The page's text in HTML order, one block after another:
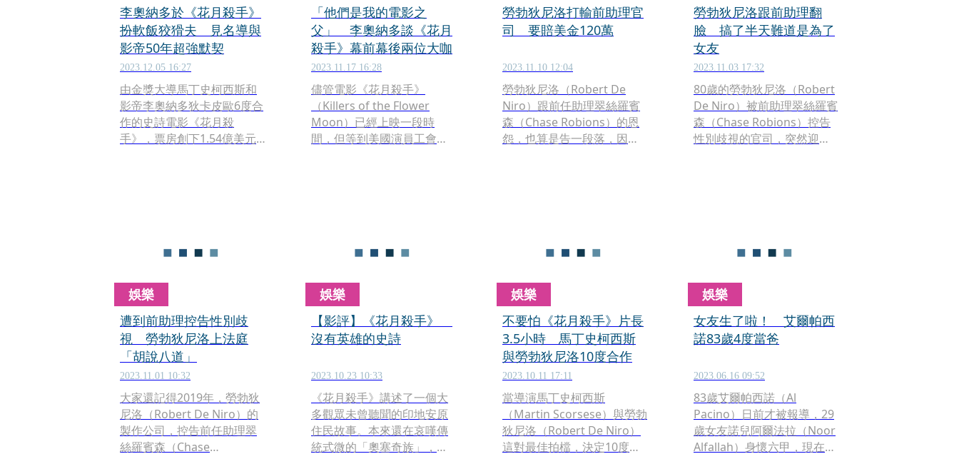
國時間9月24日週三復播。
李奧納多於《花月殺手》
扮軟飯狡猾夫 見名導與
影帝50年超強默契
2023.12.05 16:27
由金獎大導馬丁史柯西斯和
影帝李奧納多狄卡皮歐6度合
作的史詩電影《花月殺
手》，票房創下1.54億美元
莉結婚，跨越階級翻身，他
之間搖擺不定。李奧納多
說：「我一開始就深受故事
吸引，一個男人可以很愛妻
子，同時又對她做出糟糕的
事，這樣複雜又扭曲的情感
讓我想繼續探索下去。而過
程中最大的挑戰是，當我開
始深入認識這個角色，才漸
漸發現他原來是個如此無可
救藥、狡猾又愚昧的人，我
該如何詮釋才能讓觀眾同理
「他們是我的電影之
父」 李奧納多談《花月
殺手》幕前幕後兩位大咖
2023.11.17 16:28
儘管電影《花月殺手》
（Killers of the Flower
Moon）已經上映一段時
間，但等到美國演員工會
幕後的兩位大咖。
勞勃狄尼洛打輸前助理官
司 要賠美金120萬
2023.11.10 12:04
勞勃狄尼洛（Robert De
Niro）跟前任助理翠絲羅賓
森（Chase Robions）的恩
怨，也算是告一段落，因為
勞勃狄尼洛跟前助理翻
臉 搞了半天難道是為了
女友
2023.11.03 17:32
80歲的勞勃狄尼洛（Robert
De Niro）被前助理翠絲羅賓
森（Chase Robions）控告
性別歧視的官司，突然迎來
娛樂
遭到前助理控告性別歧
視 勞勃狄尼洛上法庭
「胡說八道」
2023.11.01 10:32
大家還記得2019年，勞勃狄
尼洛（Robert De Niro）的
製作公司，控告前任助理翠
絲羅賓森（Chase
娛樂
【影評】《花月殺手》
沒有英雄的史詩
2023.10.23 10:33
《花月殺手》講述了一個大
多觀眾未曾聽聞的印地安原
住民故事。本來還在哀嘆傳
統式微的「奧塞奇族」，因
娛樂
不要怕《花月殺手》片長
3.5小時 馬丁史柯西斯
與勞勃狄尼洛10度合作
2023.10.11 17:11
當導演馬丁史柯西斯
（Martin Scorsese）與勞勃
狄尼洛（Robert De Niro）
這對最佳拍檔，決定10度合
娛樂
女友生了啦！ 艾爾帕西
諾83歲4度當爸
2023.06.16 09:52
83歲艾爾帕西諾（Al
Pacino）日前才被報導，29
歲女友諾兒阿爾法拉（Noor
Alfallah）身懷六甲，現在證